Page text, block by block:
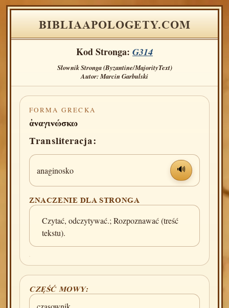
BIBLIAAPOLOGETY.COM
Kod Stronga: G314
Słownik Stronga (Byzantine/MajorityText)
Autor: Marcin Garbulski
FORMA GRECKA
ἀναγινώσκω
Transliteracja:
anaginosko 🔊
ZNACZENIE DLA STRONGA
Czytać, odczytywać.; Rozpoznawać (treść
tekstu).
CZĘŚĆ MOWY: